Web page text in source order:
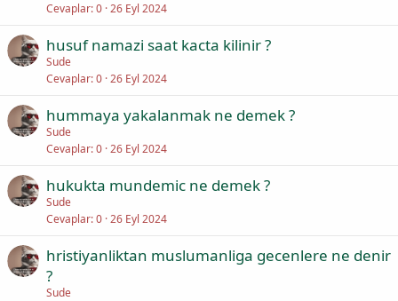
Cevaplar 0 26 Eyl 2024
husuf namazi saat kacta kilinir ?
Sude
Cevaplar 0 26 Eyl 2024
hummaya yakalanmak ne demek ?
Sude
Cevaplar 0 26 Eyl 2024
hukukta mundemic ne demek ?
Sude
Cevaplar 0 26 Eyl 2024
hristiyanliktan muslumanliga gecenlere ne denir
?
Sude